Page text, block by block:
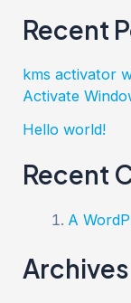
Recent
kms activator
Activate
Hello world!
Recent
A
Archives